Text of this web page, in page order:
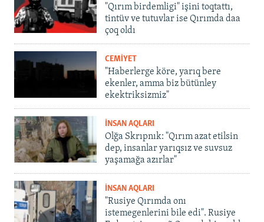
"Qırım birdemligi" işini toqtattı,
tintüv ve tutuvlar ise Qırımda daa
çoq oldı
CEMİYET
"Haberlerge köre, yarıq bere
ekenler, amma biz bütünley
ekektriksizmiz"
İNSAN AQLARI
Olğa Skrıpnık: "Qırım azat etilsin
dep, insanlar yarıqsız ve suvsuz
yaşamağa azırlar"
İNSAN AQLARI
"Rusiye Qırımda onı
istemegenlerini bile edi". Rusiye